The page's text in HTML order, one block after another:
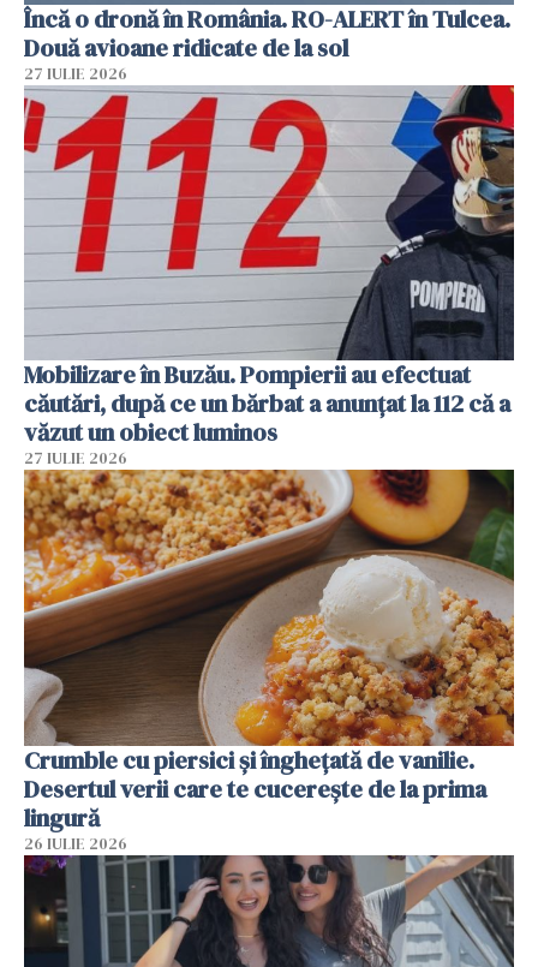
Încă o dronă în România. RO-ALERT în Tulcea.
Două avioane ridicate de la sol
27 IULIE 2026
Mobilizare în Buzău. Pompierii au efectuat
căutări, după ce un bărbat a anunțat la 112 că a
văzut un obiect luminos
27 IULIE 2026
Crumble cu piersici și înghețată de vanilie.
Desertul verii care te cucerește de la prima
lingură
26 IULIE 2026